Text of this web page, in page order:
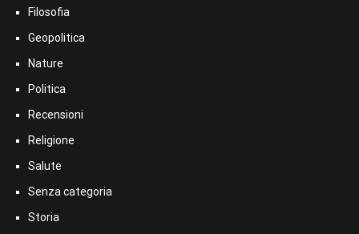
Filosofia
Geopolitica
Nature
Politica
Recensioni
Religione
Salute
Senza categoria
Storia